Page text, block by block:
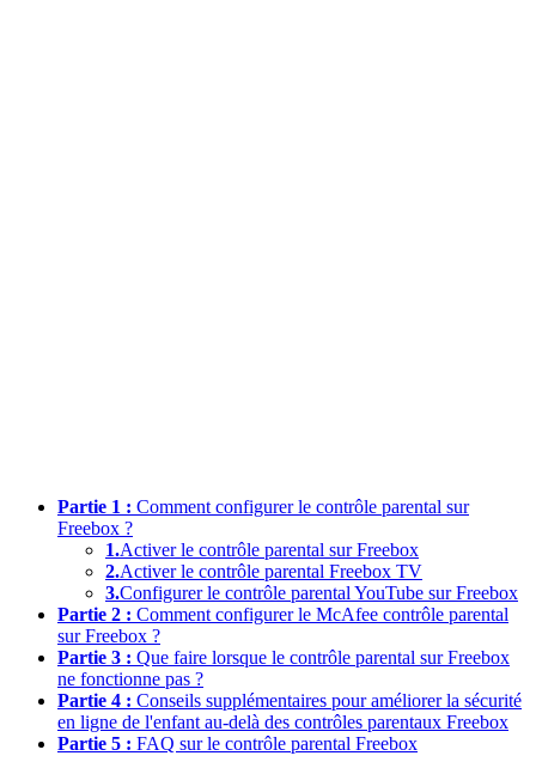
Partie 1 : Comment configurer le contrôle parental sur
Freebox ?
1.Activer le contrôle parental sur Freebox
2.Activer le contrôle parental Freebox TV
3.Configurer le contrôle parental YouTube sur Freebox
Partie 2 : Comment configurer le McAfee contrôle parental
sur Freebox ?
Partie 3 : Que faire lorsque le contrôle parental sur Freebox
ne fonctionne pas ?
Partie 4 : Conseils supplémentaires pour améliorer la sécurité
en ligne de l'enfant au-delà des contrôles parentaux Freebox
Partie 5 : FAQ sur le contrôle parental Freebox